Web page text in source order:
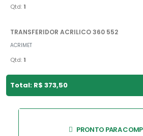
Qtd: 1
TRANSFERIDOR ACRILICO 360 552
ACRIMET
Qtd: 1
Total: R$ 373,50
PRONTO PARA